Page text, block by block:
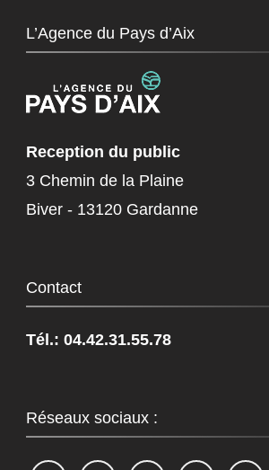
L’Agence du Pays d’Aix
Reception du public
3 Chemin de la Plaine
Biver - 13120 Gardanne
Contact
Tél.: 04.42.31.55.78
Réseaux sociaux :